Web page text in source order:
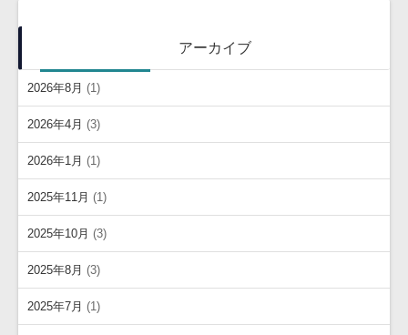
アーカイブ
2026年8月 (1)
2026年4月 (3)
2026年1月 (1)
2025年11月 (1)
2025年10月 (3)
2025年8月 (3)
2025年7月 (1)